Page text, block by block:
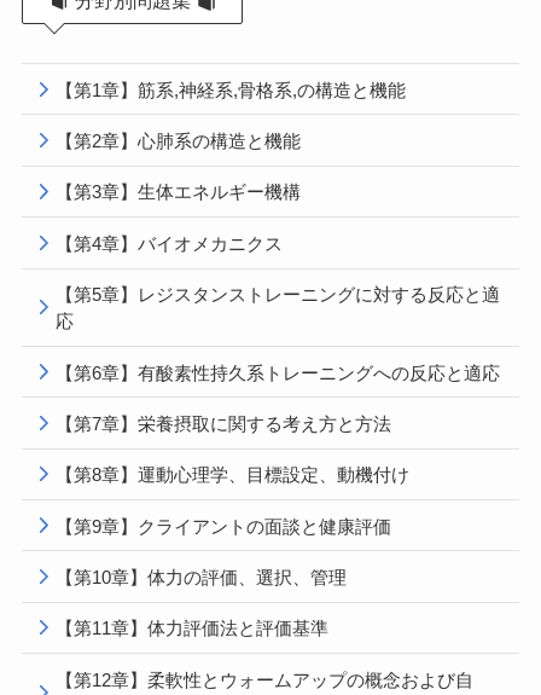
【第1章】筋系,神経系,骨格系,の構造と機能
【第2章】心肺系の構造と機能
【第3章】生体エネルギー機構
【第4章】バイオメカニクス
【第5章】レジスタンストレーニングに対する反応と適
応
【第6章】有酸素性持久系トレーニングへの反応と適応
【第7章】栄養摂取に関する考え方と方法
【第8章】運動心理学、目標設定、動機付け
【第9章】クライアントの面談と健康評価
【第10章】体力の評価、選択、管理
【第11章】体力評価法と評価基準
【第12章】柔軟性とウォームアップの概念および自